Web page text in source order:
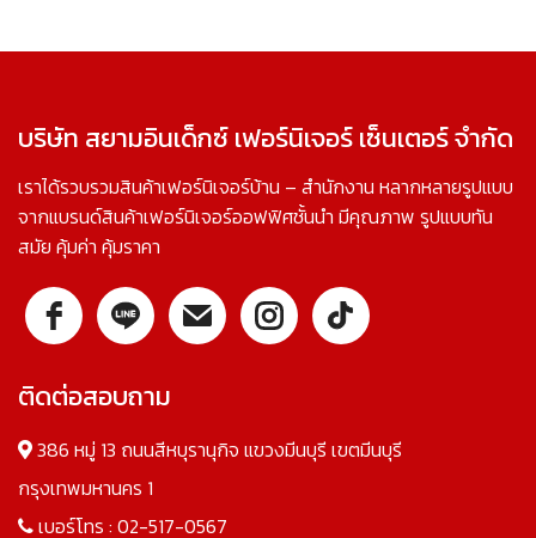
บริษัท สยามอินเด็กซ์ เฟอร์นิเจอร์ เซ็นเตอร์ จำกัด
เราได้รวบรวมสินค้าเฟอร์นิเจอร์บ้าน – สำนักงาน หลากหลายรูปแบบ
จากแบรนด์สินค้าเฟอร์นิเจอร์ออฟฟิศชั้นนำ มีคุณภาพ รูปแบบทัน
สมัย คุ้มค่า คุ้มราคา
ติดต่อสอบถาม
386 หมู่ 13 ถนนสีหบุรานุกิจ แขวงมีนบุรี เขตมีนบุรี
กรุงเทพมหานคร 1
เบอร์โทร : 02-517-0567